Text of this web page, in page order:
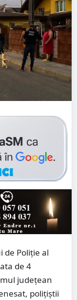
de Poliție al
de 4
județean
polițiștii